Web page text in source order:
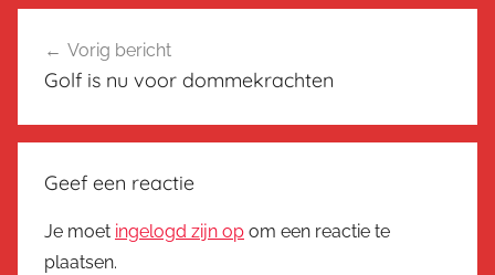
navigatie
Vorig bericht
Golf is nu voor dommekrachten
Geef een reactie
Je moet ingelogd zijn op om een reactie te
plaatsen.